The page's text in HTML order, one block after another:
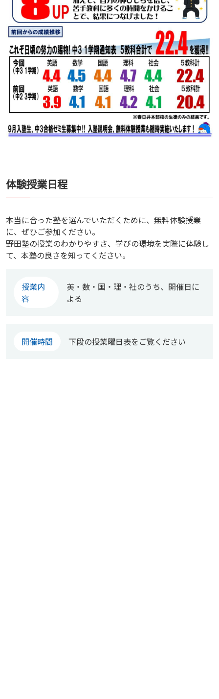
体験授業日程
本当に合った塾を選んでいただくために、無料体験授業
に、ぜひご参加ください。
野田塾の授業のわかりやすさ、学びの環境を実際に体験し
て、本塾の良さを知ってください。
授業内
容
英・数・国・理・社のうち、開催日に
よる
開催時間 下段の授業曜日表をご覧ください